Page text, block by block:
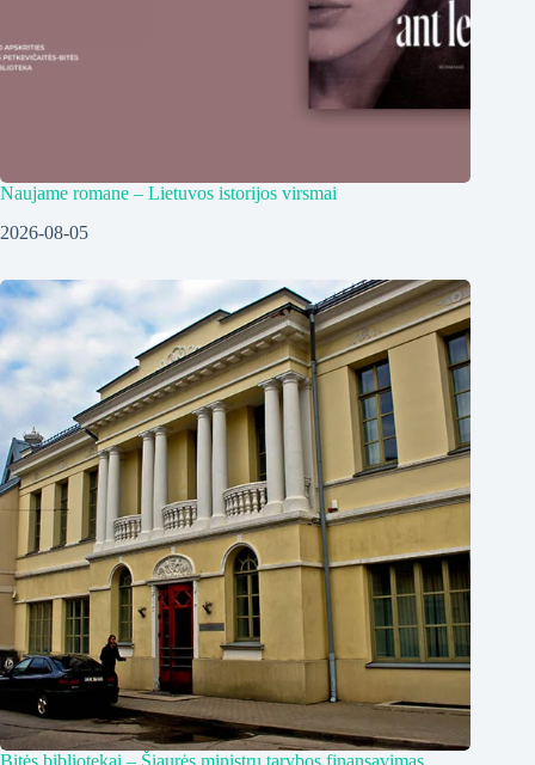
Naujame romane – Lietuvos istorijos virsmai
2026-08-05